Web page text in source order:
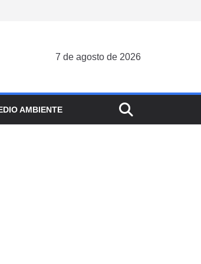
7 de agosto de 2026
AMBIENTE